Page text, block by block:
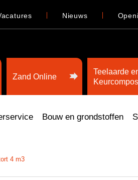
Nieuws
Zand Online
Teelaarde
Bouw en grondstoffen
4 m3